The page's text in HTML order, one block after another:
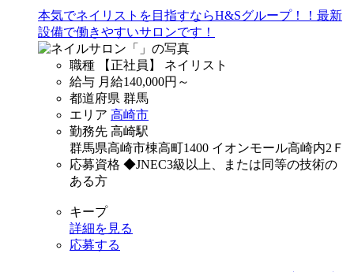
本気でネイリストを目指すならH&Sグループ！！最新
設備で働きやすいサロンです！
職種
【正社員】 ネイリスト
給与 月給140,000円～
都道府県 群馬
エリア 高崎市
勤務先 高崎駅
群馬県高崎市棟高町1400 イオンモール高崎内2Ｆ
応募資格 ◆JNEC3級以上、または同等の技術の
ある方
キープ
詳細を見る
応募する